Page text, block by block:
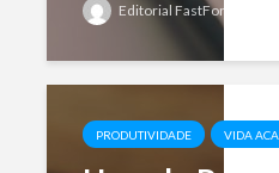
Editorial FastFormat
PRODUTIVIDADE VIDA